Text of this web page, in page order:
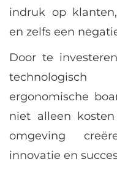
indruk op
en zelfs een
Door te
ergonomische
niet alleen
omgeving
innovatie en